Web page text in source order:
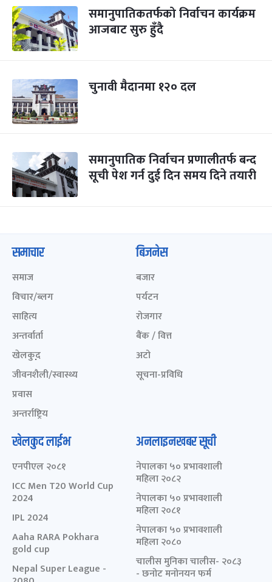
समानुपातिकतर्फको निर्वाचन कार्यक्रम
आजबाट सुरु हुँदै
चुनावी मैदानमा १२० दल
समानुपातिक निर्वाचन प्रणालीतर्फ बन्द
सूची पेश गर्न दुई दिन समय दिने तयारी
समाचार
समाज
विचार/ब्लग
साहित्य
अन्तर्वार्ता
खेलकुद़़
जीवनशैली/स्वास्थ्य
प्रवास
अन्तर्राष्ट्रिय
बिजनेस
बजार
पर्यटन
रोजगार
बैंक / वित्त
अटो
सूचना-प्रविधि
खेलकुद लाईभ
एनपीएल २०८१
ICC Men T20 World Cup
2024
IPL 2024
Aaha RARA Pokhara
gold cup
Nepal Super League -
अनलाइनखबर सूची
नेपालका ५० प्रभावशाली
महिला २०८२
नेपालका ५० प्रभावशाली
महिला २०८१
नेपालका ५० प्रभावशाली
महिला २०८०
चालीस मुनिका चालीस- २०८३
- छनोट मनोनयन फर्म